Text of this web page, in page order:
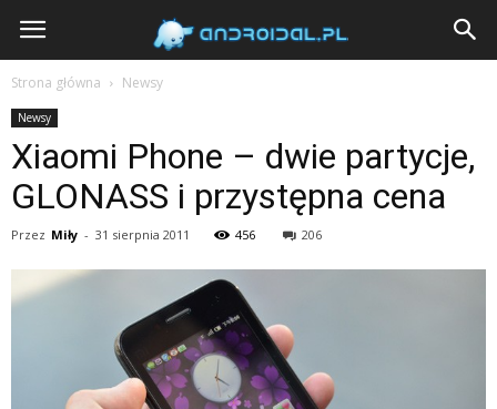
Androidal
Strona główna Newsy
Newsy
Xiaomi Phone – dwie partycje,
GLONASS i przystępna cena
Przez Miły - 31 sierpnia 2011 456 206